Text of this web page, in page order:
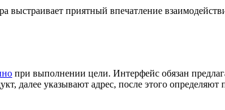
приятный впечатление
при выполнении цели. Интерфейс обязан
далее указывают адрес, после этого